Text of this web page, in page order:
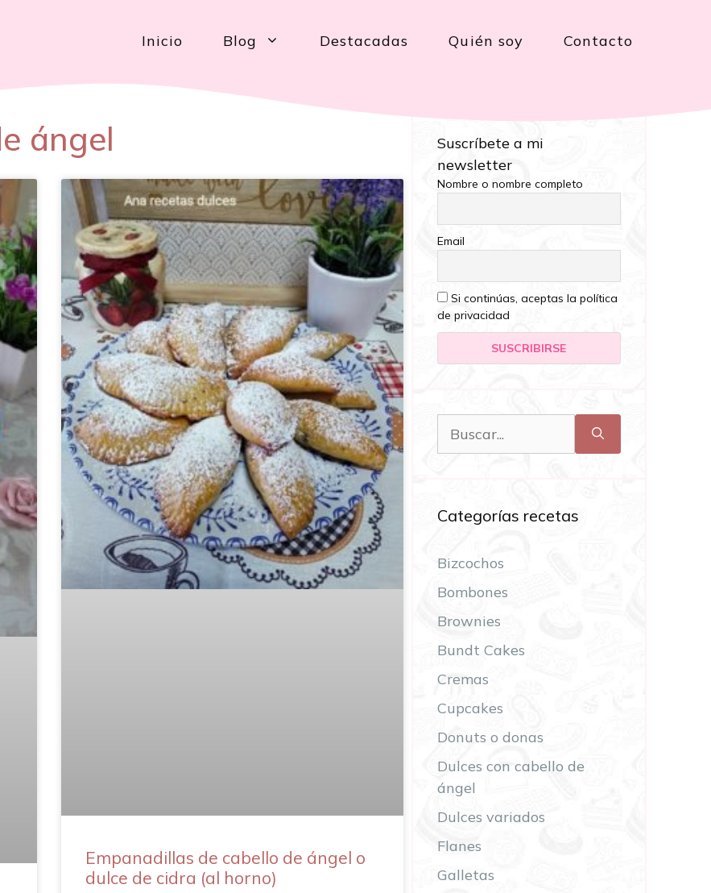
Inicio Blog Destacadas Quién soy Contacto
ángel
Empanadillas de cabello de ángel o
dulce de cidra (al horno)
Suscríbete a mi
newsletter
Nombre o nombre completo
Email
Si continúas, aceptas la política
de privacidad
Categorías recetas
Bizcochos
Bombones
Brownies
Bundt Cakes
Cremas
Cupcakes
Donuts o donas
Dulces con cabello de
ángel
Dulces variados
Flanes
Galletas